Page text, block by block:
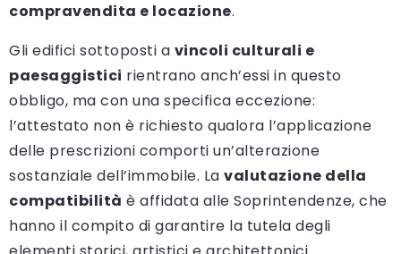
compravendita e locazione.
Gli edifici sottoposti a vincoli culturali e
paesaggistici rientrano anch’essi in questo
obbligo, ma con una specifica eccezione:
l’attestato non è richiesto qualora l’applicazione
delle prescrizioni comporti un’alterazione
sostanziale dell’immobile. La valutazione della
compatibilità è affidata alle Soprintendenze, che
hanno il compito di garantire la tutela degli